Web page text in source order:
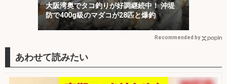
大阪湾奥でタコ釣りが好調継続中！ 沖堤
防で400g級のマダコが28匹と爆釣
Recommended by